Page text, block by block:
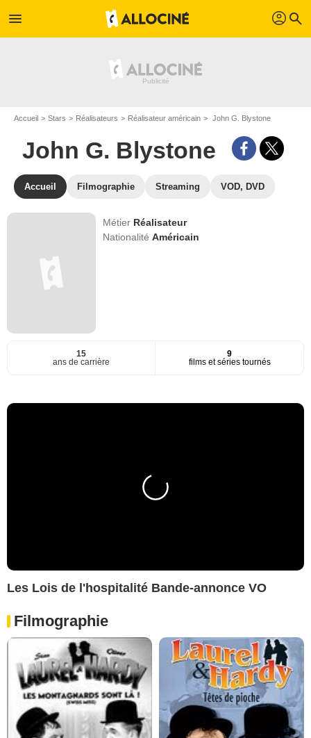
menu profil search
Accueil Stars Réalisateurs Réalisateur américain John G. Blystone
John G. Blystone
Accueil Filmographie Streaming VOD, DVD
Métier Réalisateur
NationalitéAméricain
15
ans de carrière
9
films et séries tournés
Les Lois de l'hospitalité Bande-annonce VO
Filmographie